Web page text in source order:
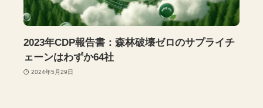
2023年CDP報告書：森林破壊ゼロのサプライチ
ェーンはわずか64社
2024年5月29日